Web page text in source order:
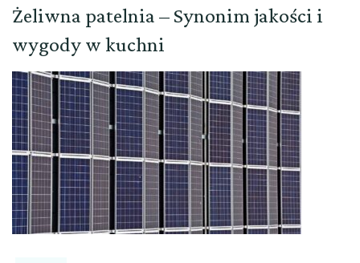
Żeliwna patelnia – Synonim jakości i
wygody w kuchni